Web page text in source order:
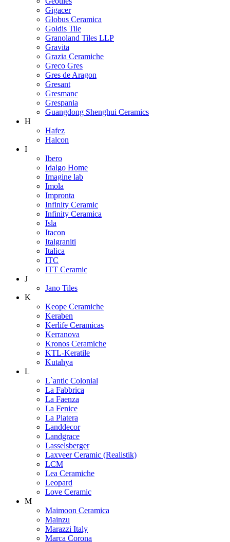
Gigacer
Globus Ceramica
Goldis Tile
Granoland Tiles LLP
Gravita
Grazia Ceramiche
Greco Gres
Gres de Aragon
Gresant
Gresmanc
Grespania
Guangdong Shenghui Ceramics
H
Hafez
Halcon
I
Ibero
Idalgo Home
Imagine lab
Imola
Impronta
Infinity Ceramic
Infinity Ceramica
Isla
Itacon
Italgraniti
Italica
ITC
ITT Ceramic
J
Jano Tiles
K
Keope Ceramiche
Keraben
Kerlife Ceramicas
Kerranova
Kronos Ceramiche
KTL-Keratile
Kutahya
L
L`antic Colonial
La Fabbrica
La Faenza
La Fenice
La Platera
Landdecor
Landgrace
Lasselsberger
Laxveer Ceramic (Realistik)
LCM
Lea Ceramiche
Leopard
Love Ceramic
M
Maimoon Ceramica
Mainzu
Marazzi Italy
Marca Corona